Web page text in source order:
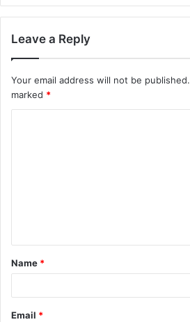
Leave a Reply
Your email address will not be published.
marked *
Name *
Email *